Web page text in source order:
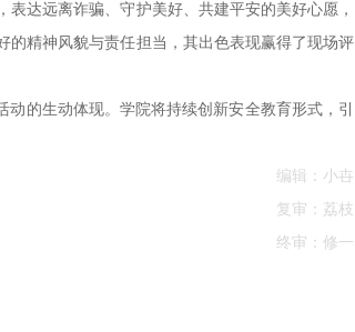
达远离诈骗、守护美好、共建平安的美好心愿，
的精神风貌与责任担当，其出色表现赢得了现场评
的生动体现。学院将持续创新安全教育形式，引
编辑：小卋
复审：荔枝
终审：修一